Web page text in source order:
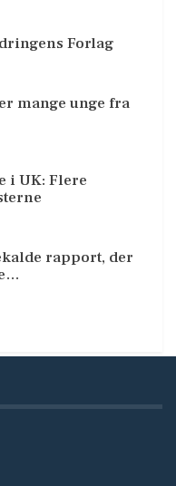
Forlag
mange unge fra
i UK: Flere
rapport, der